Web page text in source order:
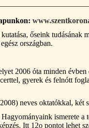
őseink tudásának
országban.
2006 óta minden
gyerek és felnótt
neves oktatókkal, két
ismerete
Itt 12o pontot lehet